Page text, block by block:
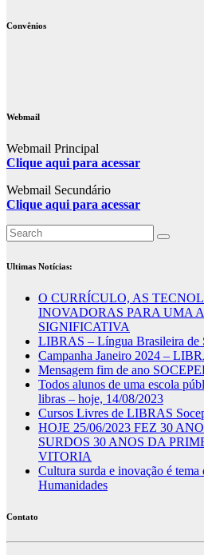
Convênios
Webmail
Webmail Principal
Clique aqui para acessar
Webmail Secundário
Clique aqui para acessar
Ultimas Notícias:
O CURRÍCULO, AS
INOVADORAS PARA UMA
SIGNIFICATIVA
LIBRAS – Língua Brasileira de
Campanha Janeiro 2024 –
Mensagem fim de ano
Todos alunos de uma escola
libras – hoje, 14/08/2023
Cursos Livres de LIBRAS
HOJE 25/06/2023 FEZ 30
SURDOS 30 ANOS DA
VITORIA
Cultura surda e inovação é
Humanidades
Contato